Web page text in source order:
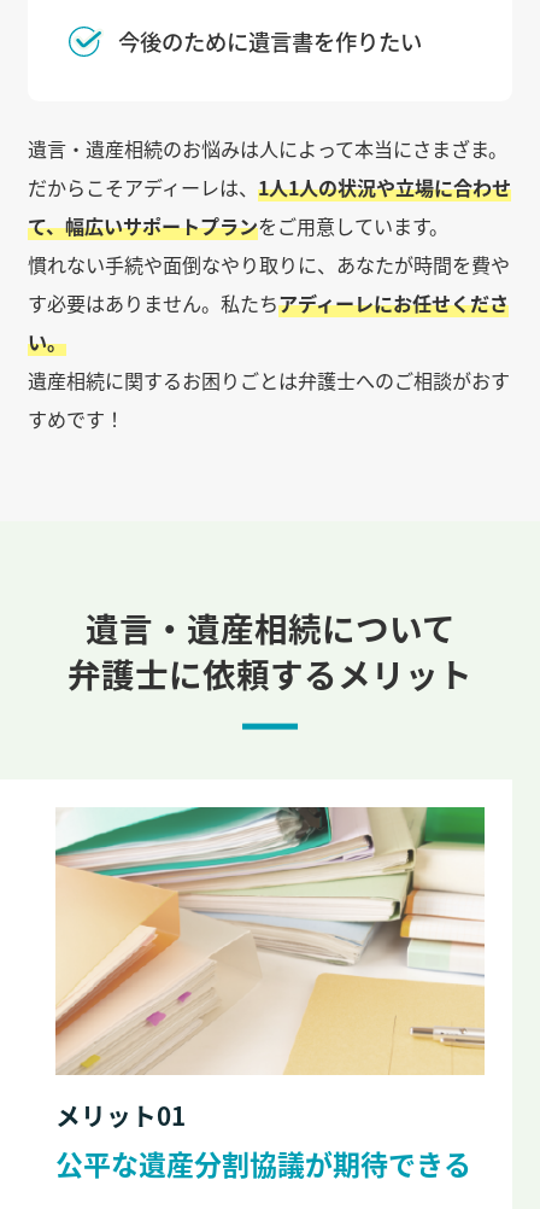
今後のために遺言書を作りたい
遺言・遺産相続のお悩みは人によって本当にさまざま。
だからこそアディーレは、 1人1人の状況や立場に合わせ
て、幅広いサポートプランをご用意しています。
慣れない手続や面倒なやり取りに、あなたが時間を費や
す必要はありません。私たちアディーレにお任せくださ
い。
遺産相続に関するお困りごとは弁護士へのご相談がおす
すめです！
遺言・遺産相続について
弁護士に依頼するメリット
メリット01
公平な遺産分割協議が期待できる